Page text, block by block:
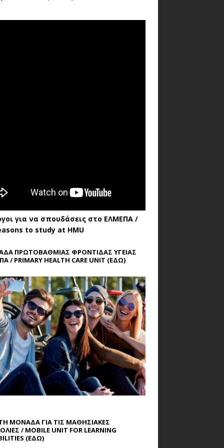
για να σπουδάσεις στο ΕΛΜΕΠΑ /
to study at HMU
ΠΡΩΤΟΒΑΘΜΙΑΣ ΦΡΟΝΤΙΔΑΣ ΥΓΕΙΑΣ
/ PRIMARY HEALTH CARE UNIT (ΕΔΩ)
ΜΟΝΑΔΑ ΓΙΑ ΤΙΣ ΜΑΘΗΣΙΑΚΕΣ
/ MOBILE UNIT FOR LEARNING
(ΕΔΩ)